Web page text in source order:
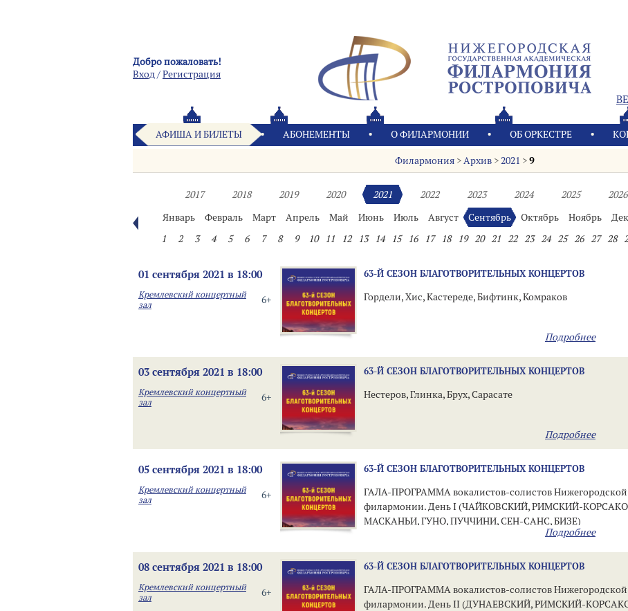
Добро пожаловать!
Вход/Pегистрация
АФИША И БИЛЕТЫ АБОНЕМЕНТЫ О ФИЛАРМОНИИ OБ ОРКЕСТРЕ
Филармония >Архив >2021 >9
2017 2018 2019 2020 2021 2022 2023 2024 2025
2026
Январь
Февраль Март Апрель Май Июнь Июль Август Сентябрь Октябрь Ноябрь
1
2 3 4 5 6 7 8 9 10 11 12 13 14 15 16 17 18 19 20 21 22 23 24 25 26 27 28
01 сентября 2021 в 18:00
6+
Кремлевский концертный
зал
63-Й СЕЗОН БЛАГОТВОРИТЕЛЬНЫХ КОНЦЕРТОВ
Гордели, Хис, Кастереде, Бифтинк, Комраков
Подробнее
03 сентября 2021 в 18:00
6+
Кремлевский концертный
зал
63-Й СЕЗОН БЛАГОТВОРИТЕЛЬНЫХ КОНЦЕРТОВ
Нестеров, Глинка, Брух, Сарасате
Подробнее
05 сентября 2021 в 18:00
6+
Кремлевский концертный
зал
63-Й СЕЗОН БЛАГОТВОРИТЕЛЬНЫХ КОНЦЕРТОВ
ГАЛА-ПРОГРАММА вокалистов-солистов Нижегородской
филармонии. День I (ЧАЙКОВСКИЙ, РИМСКИЙ-
МАСКАНЬИ, ГУНО, ПУЧЧИНИ, СЕН-САНС, БИЗЕ)
Подробнее
08 сентября 2021 в 18:00
6+
Кремлевский концертный
зал
63-Й СЕЗОН БЛАГОТВОРИТЕЛЬНЫХ КОНЦЕРТОВ
ГАЛА-ПРОГРАММА вокалистов-солистов Нижегородской
филармонии. День II (ДУНАЕВСКИЙ, РИМСКИЙ-